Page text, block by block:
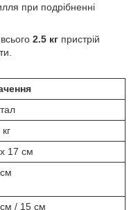
при подрібненні
2.5 кг пристрій
17 см
/ 15 см